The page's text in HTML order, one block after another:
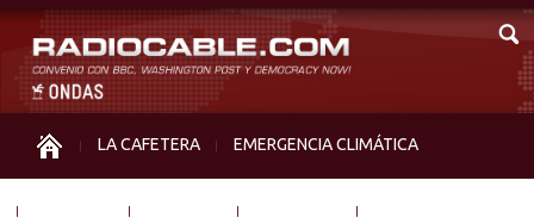
LA CAFETERA EMERGENCIA CLIMÁTICA